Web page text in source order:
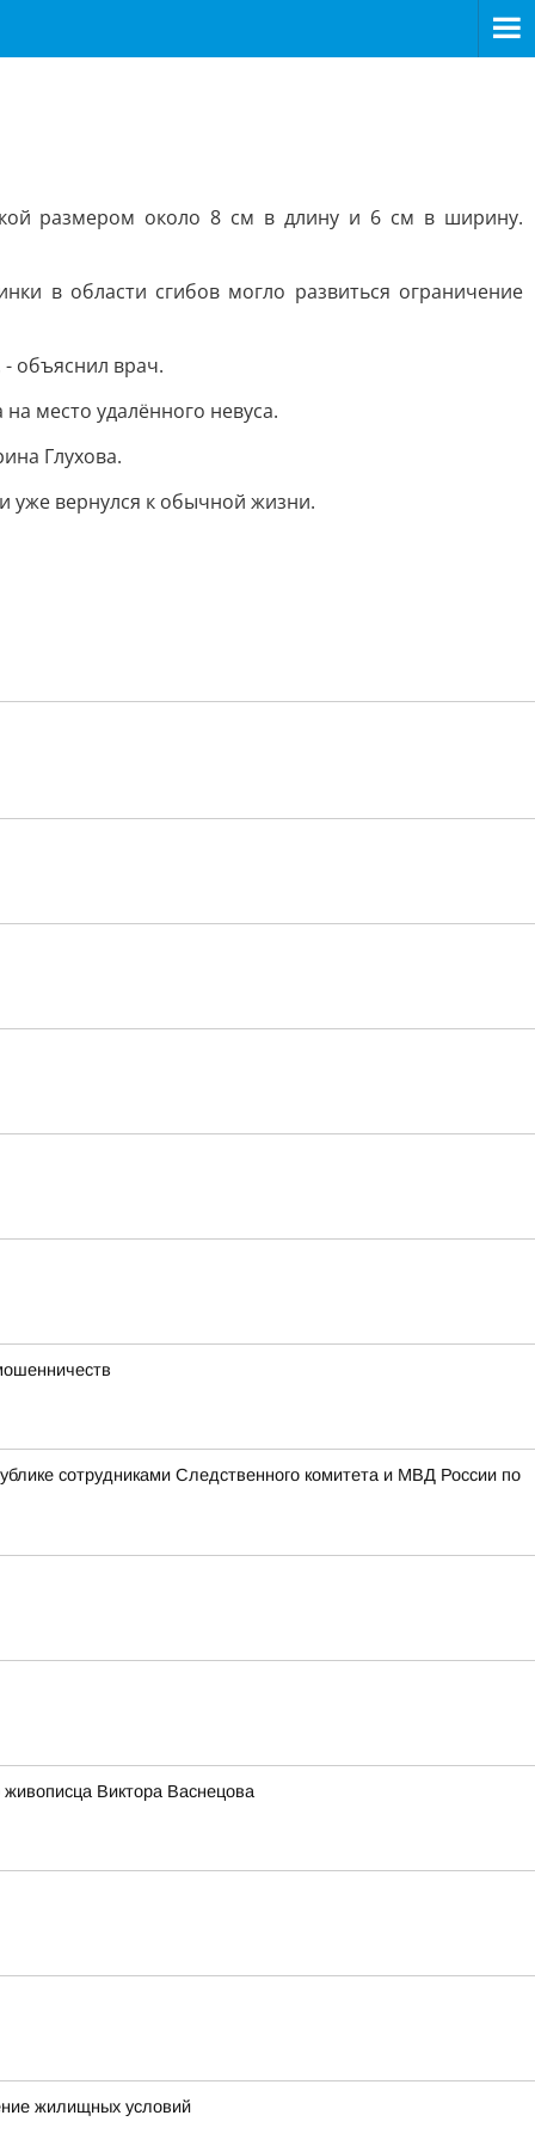
размером около 8 см в длину и 6 см в ширину.
в области сгибов могло развиться ограничение
объяснил врач.
место удалённого невуса.
Глухова.
уже вернулся к обычной жизни.
сотрудниками Следственного комитета и МВД России по
Виктора Васнецова
жилищных условий